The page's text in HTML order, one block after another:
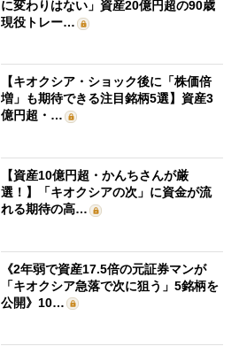
に変わりはない」資産20億円超の90歳
現役トレー…
【キオクシア・ショック後に「株価倍
増」も期待できる注目銘柄5選】資産3
億円超・…
【資産10億円超・かんちさんが厳
選！】「キオクシアの次」に資金が流
れる期待の高…
《2年弱で資産17.5倍の元証券マンが
「キオクシア急落で次に狙う」5銘柄を
公開》10…